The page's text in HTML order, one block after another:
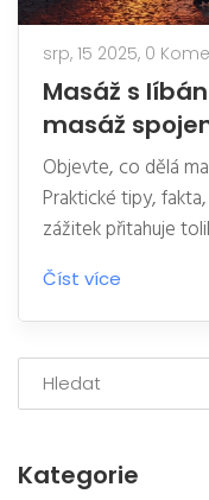
srp, 15 2025, 0
Masáž s
masáž
Objevte, co dělá
Praktické tipy,
zážitek přitahuje
Číst více
Kategorie